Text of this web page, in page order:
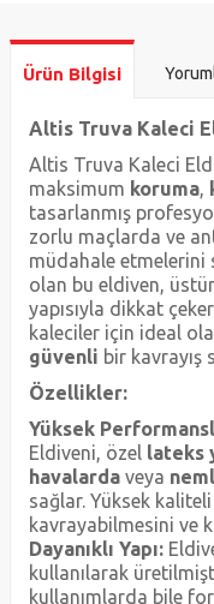
Ürün Bilgisi
Altis Truva Kaleci
Altis Truva Kaleci
maksimum koruma,
tasarlanmış
zorlu maçlarda ve
müdahale etmelerini
olan bu eldiven,
yapısıyla dikkat
kaleciler için ideal
güvenli bir kavrayış
Özellikler:
Yüksek
Eldiveni, özel lateks
havalardaveya
sağlar. Yüksek
kavrayabilmesini ve
Dayanıklı Yapı:
kullanılarak
kullanımlarda bile